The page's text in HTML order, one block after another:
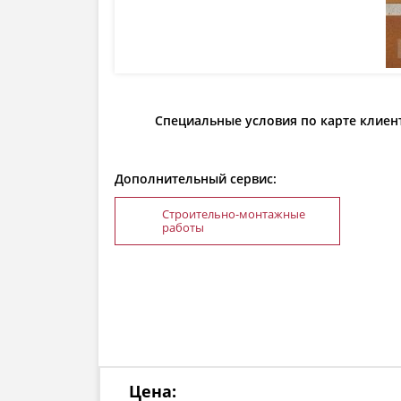
Специальные условия по карте
Дополнительный сервис:
Строительно-монтажные
работы
Цена: